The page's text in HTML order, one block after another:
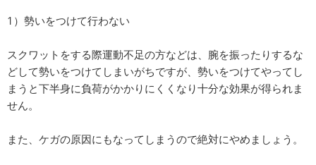
1）勢いをつけて行わない
スクワットをする際運動不足の方などは、腕を振ったりするな
どして勢いをつけてしまいがちですが、勢いをつけてやってし
まうと下半身に負荷がかかりにくくなり十分な効果が得られま
せん。
また、ケガの原因にもなってしまうので絶対にやめましょう。